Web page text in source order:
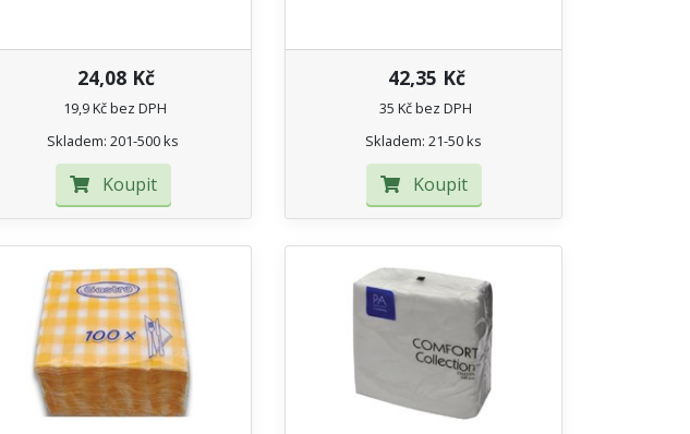
24,08 Kč
19,9 Kč bez DPH
Skladem: 201-500 ks
Koupit
42,35 Kč
35 Kč bez DPH
Skladem: 21-50 ks
Koupit